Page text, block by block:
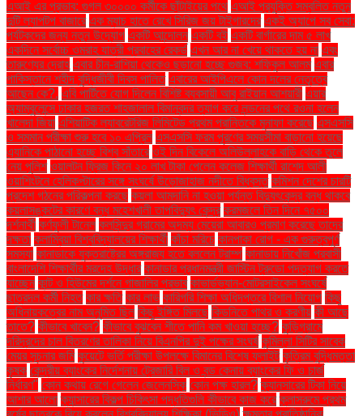
এআই এর প্রভাব: গুগল ৩০০০০ কর্মীকে ছাঁটাইয়ের পথে এআই প্রযুক্তি সম্বলিত নতুন
দুটি ল্যাপটপ বাজারে এক ম্যাচ হাতে রেখে সিরিজ জয় টাইগারদের একই অ্যাপে সব সেবা:
পর্যটকদের জন্য নতুন উদ্যোগ একটি আন্দোলন একটি বই একটি বার্গারের দাম ৫ লাখ
একদিনে সর্বোচ্চ ওমরাহ যাত্রী প্রবাহের রেকর্ড এখন আর না খেয়ে থাকতে হয় না এবং
তারুণ্যের দ্রোহ এবার চীন-রাশিয়া থেকেও ছড়ানো হচ্ছে গুজব: শফিকুল আলম এবার
পাকিস্তানে শহীদ বুদ্ধিজীবী দিবস পালিত এবারের আইপিএলে কোন দলের নেতৃত্বে
আছেন কে?. এবি পার্টিতে যোগ দিলেন বিশিষ্ট ব্যবসায়ী আবু রাইয়ান আশয়ারী এয়ার
অ্যাম্বুলেন্সে ঢাকার হজরত শাহজালাল বিমানবন্দর ত্যাগ করে লন্ডনের পথে রওনা হলেন
খালেদা জিয়া এশিয়াটিক ল্যাবরেটরিজ লিমিটেড প্রথম প্রান্তিকে মুনাফা করেছে এসএসসি
ও সমমান পরীক্ষা শুরু হবে ১০ এপ্রিল এসএসসি ফরম পূরণের সময়সীমা বাড়ানো হয়েছে
এ্যানিকে পাঠানো হচ্ছে বিশ্ব সাঁতারে ওই দিন বিকেলে অলিউল্লাহকে বাড়ি থেকে তুলে
নেয় পুলিশ ওয়ালটন ফ্রিজ কিনে ২০ লাখ টাকা পেলেন কলেজ শিক্ষার্থী রাশেদ আলী
ওয়াশিংটনে হেলিকপ্টারের সঙ্গে সংঘর্ষে উড়োজাহাজ নদীতে বিধ্বস্ত কমিশন দেশের চারটি
প্রদেশ গঠনের পরিকল্পনা করছে কয়লা আমদানি না হওয়া পর্যন্ত বিদ্যুৎকেন্দ্র বন্ধ থাকবে
কয়লাসঙ্কটের কারণে বন্ধ মহেশখালী তাপবিদ্যুৎ কেন্দ্র করমজলে তিন দিনে ৭৫০০
দর্শনার্থী কর্ণফুলী টানেল কলসিন্দুর গ্রামের অদম্য মেয়েরা আবারও প্রমাণ করেছে তাদের
দক্ষতা কলাম্বিয়া বিশ্ববিদ্যালয়ের শিক্ষার্থী কাঁচা মরিচে কানপাকা রোগ - এক গুরুত্বপুর্ণ
সমস্যা কানাডাকে যুক্তরাষ্ট্রের অঙ্গরাজ্য হতে বললেন ট্রাম্প কানাডায় নিখোঁজ প্রবাসী
বাংলাদেশি শিক্ষার্থীর মরদেহ উদ্ধার কানাডার প্রধানমন্ত্রী জাস্টিন ট্রুডো পদত্যাগ করতে
যাচ্ছেন কান্ট ও হিউমের দর্শনে গাজালির প্রভাব কাভার্ডভ্যান-মোটরসাইকেল সংঘর্ষে
ছাত্রদল কর্মী নিহত কার ক্ষতি কার লাভ কারিগরি শিক্ষা অধিদপ্তরে বিশাল নিয়োগ কিছু
অধিনায়কত্বের নাম অনুমিত ছিল কিছু ইঙ্গিত মিলছে কিডনিতে পাথর ও করণীয় কী আছে
তাতে? কীভাবে খাবেন? কীভাবে বুঝবেন শীতে পানি কম খাওয়া হচ্ছে? কুড়িগ্রামে
দরিদ্রদের চাল বিতরণের তালিকা নিয়ে বিএনপির দুই পক্ষের সংঘর্ষ কুমিল্লা সিটির সাবেক
মেয়র সূচনার জমি কুয়েটে ভর্তি পরীক্ষা উপলক্ষে বিমানের বিশেষ ফ্লাইট কৃত্রিম বুদ্ধিমত্তা
কৃষক কেন্দ্রীয় ব্যাংকের নির্দেশনায় ট্রেজারি বিল ও বন্ড কেনায় ব্যাংকের ফি ও চার্জ
নির্ধারণ" কোন কথায় রেগে গেলেন জেলেনস্কি কোন পক্ষ হারল? ক্যানসারের টিকা নিয়ে
আশার আলো ক্যান্সারের বিকল্প চিকিৎসা পদ্ধতিগুলি কীভাবে কাজ করে ক্লাসরুমে প্রথম